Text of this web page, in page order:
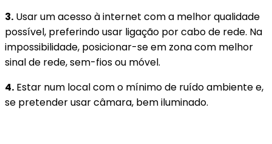
3. Usar um acesso à internet com a melhor qualidade
possível, preferindo usar ligação por cabo de rede. Na
impossibilidade, posicionar-se em zona com melhor
sinal de rede, sem-fios ou móvel.
4. Estar num local com o mínimo de ruído ambiente e,
se pretender usar câmara, bem iluminado.